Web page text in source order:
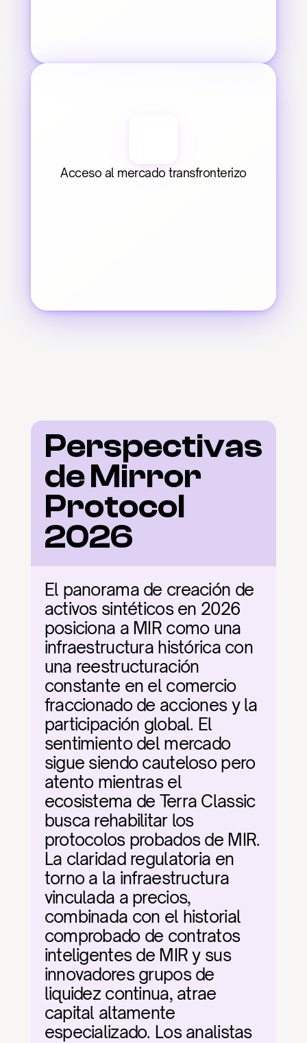
Acceso al mercado transfronterizo
Perspectivas
de Mirror
Protocol
2026
El panorama de creación de
activos sintéticos en 2026
posiciona a MIR como una
infraestructura histórica con
una reestructuración
constante en el comercio
fraccionado de acciones y la
participación global. El
sentimiento del mercado
sigue siendo cauteloso pero
atento mientras el
ecosistema de Terra Classic
busca rehabilitar los
protocolos probados de MIR.
La claridad regulatoria en
torno a la infraestructura
vinculada a precios,
combinada con el historial
comprobado de contratos
inteligentes de MIR y sus
innovadores grupos de
liquidez continua, atrae
capital altamente
especializado. Los analistas